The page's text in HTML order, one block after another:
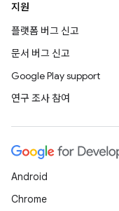
지원
플랫폼 버그 신고
문서 버그 신고
Google Play support
연구 조사 참여
Android
Chrome